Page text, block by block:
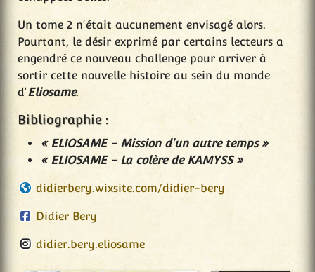
Un tome 2 n'était aucunement envisagé alors.
Pourtant, le désir exprimé par certains lecteurs a
engendré ce nouveau challenge pour arriver à
sortir cette nouvelle histoire au sein du monde
d'Eliosame.
Bibliographie :
« ELIOSAME - Mission d'un autre temps »
« ELIOSAME - La colère de KAMYSS »
didierbery.wixsite.com/didier-bery
Didier Bery
didier.bery.eliosame